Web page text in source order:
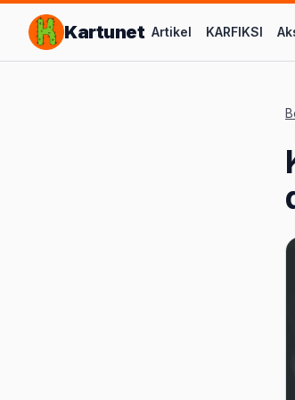
Lompat ke Konten Utama
Kartunet Artikel KARFIKSI